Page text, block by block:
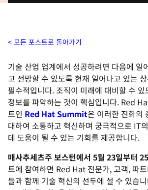
모든 포스트로 돌아가기
기술 산업 업계에서 성공하려면 다음에 일
고 전망할 수 있도록 현재 일어나고 있는
필수적입니다. 조직이 미래에 대비할 수
정보를 파악하는 것이 핵심입니다. Red
트인 Red Hat Summit은 이러한 진화의
대하여 소통하고 혁신하며 궁극적으로 IT
데 도움이 될 수 있는 기회를 제공합니다.
매사추세츠주 보스턴에서 5월 23일부터
트에 참여하면 Red Hat 전문가, 고객, 파
들과 함께 기술 혁신의 선두에 설 수 있습